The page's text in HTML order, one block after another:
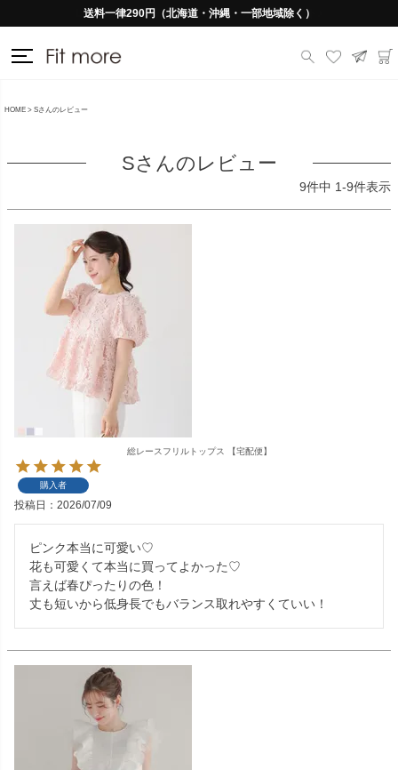
送料一律290円（北海道・沖縄・一部地域除く）
HOME Sさんのレビュー
Sさんのレビュー
9件中 1-9件表示
総レースフリルトップス 【宅配便】
購入者
投稿日 2026/07/09
ピンク本当に可愛い♡
花も可愛くて本当に買ってよかった♡
言えば春ぴったりの色！
丈も短いから低身長でもバランス取れやすくていい！